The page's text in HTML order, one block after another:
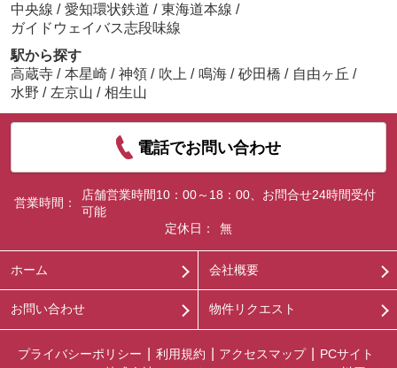
中央線 / 愛知環状鉄道 / 東海道本線 /
ガイドウェイバス志段味線
駅から探す
高蔵寺 / 本星崎 / 神領 / 吹上 / 鳴海 / 砂田橋 / 自由ヶ丘 /
水野 / 左京山 / 相生山
電話でお問い合わせ
営業時間：
店舗営業時間10：00～18：00、お問合せ24時間受付
可能
定休日：
無
ホーム 会社概要
お問い合わせ 物件リクエスト
プライバシーポリシー 利用規約 アクセスマップ
PCサイト